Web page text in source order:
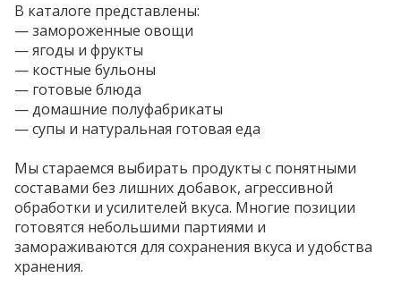
В каталоге представлены:
— замороженные овощи
— ягоды и фрукты
— костные бульоны
— готовые блюда
— домашние полуфабрикаты
— супы и натуральная готовая еда
Мы стараемся выбирать продукты с понятными
составами без лишних добавок, агрессивной
обработки и усилителей вкуса. Многие позиции
готовятся небольшими партиями и
замораживаются для сохранения вкуса и удобства
хранения.